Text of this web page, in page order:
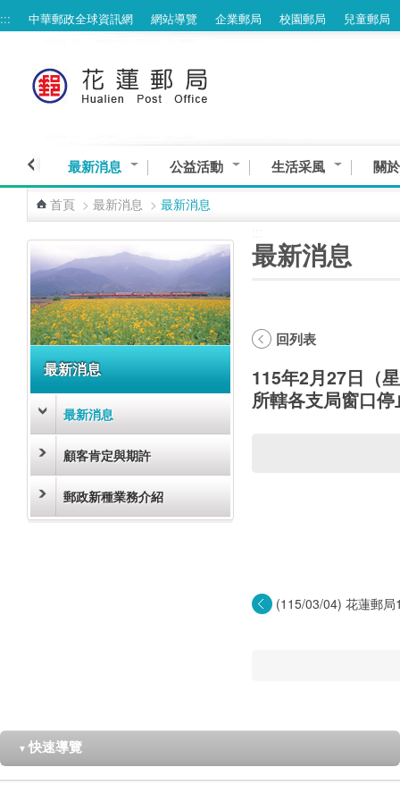
跳到主要內容區塊
::: 中華郵政全球資訊網 網站導覽 企業郵局 校園郵局 兒童郵局
最新消息 公益活動 生活采風 關
首頁 > 最新消息 > 最新消息
最新消息
最新消息
顧客肯定與期許
郵政新種業務介紹
最新消息
回列表
115年2月27日（
所轄各支局窗口
(115/03/04) 花蓮郵
▼ 快速導覽